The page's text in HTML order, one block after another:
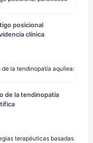
posicional
clínica
de la tendinopatía